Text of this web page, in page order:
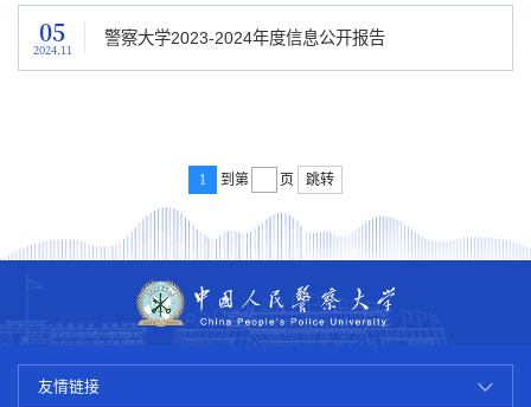
05
2024.11
警察大学2023-2024年度信息公开报告
1 到第 页 跳转
友情链接